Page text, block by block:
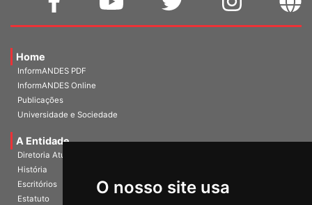
O nosso site usa
Home
InformANDES PDF
InformANDES Online
Publicações
Universidade e Sociedade
A Entidade
Diretoria Atual
História
Escritórios
Estatuto